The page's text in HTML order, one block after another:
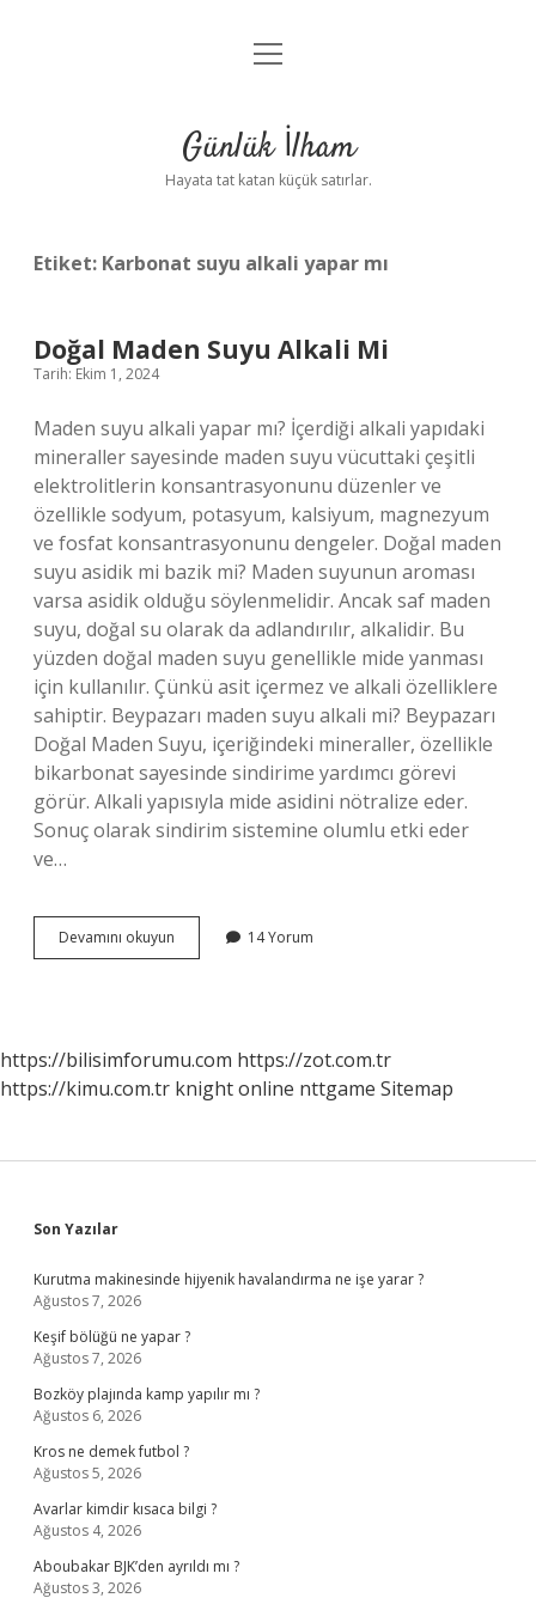
Anasayfa
Yasal Uyarı
menüyü
Günlük İlham
Hayata tat katan küçük satırlar.
Etiket: Karbonat suyu alkali yapar mı
Doğal Maden Suyu Alkali Mi
Tarih: Ekim 1, 2024
Maden suyu alkali yapar mı? İçerdiği alkali yapıdaki
mineraller sayesinde maden suyu vücuttaki çeşitli
elektrolitlerin konsantrasyonunu düzenler ve
özellikle sodyum, potasyum, kalsiyum, magnezyum
ve fosfat konsantrasyonunu dengeler. Doğal maden
suyu asidik mi bazik mi? Maden suyunun aroması
varsa asidik olduğu söylenmelidir. Ancak saf maden
suyu, doğal su olarak da adlandırılır, alkalidir. Bu
yüzden doğal maden suyu genellikle mide yanması
için kullanılır. Çünkü asit içermez ve alkali özelliklere
sahiptir. Beypazarı maden suyu alkali mi? Beypazarı
Doğal Maden Suyu, içeriğindeki mineraller, özellikle
bikarbonat sayesinde sindirime yardımcı görevi
görür. Alkali yapısıyla mide asidini nötralize eder.
Sonuç olarak sindirim sistemine olumlu etki eder
ve…
Devamını okuyun
Maden
14 Yorum
https://bilisimforumu.com https://zot.com.tr
https://kimu.com.tr knight online nttgame Sitemap
Sidebar
Son Yazılar
Kurutma makinesinde hijyenik havalandırma ne işe yarar ?
Ağustos 7, 2026
Keşif bölüğü ne yapar ?
Ağustos 7, 2026
Bozköy plajında kamp yapılır mı ?
Ağustos 6, 2026
Kros ne demek futbol ?
Ağustos 5, 2026
Avarlar kimdir kısaca bilgi ?
Ağustos 4, 2026
Aboubakar BJK’den ayrıldı mı ?
Ağustos 3, 2026